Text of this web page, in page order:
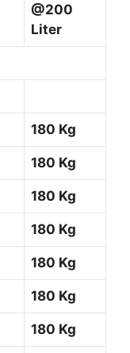
@200
Liter
180 Kg
180 Kg
180 Kg
180 Kg
180 Kg
180 Kg
180 Kg